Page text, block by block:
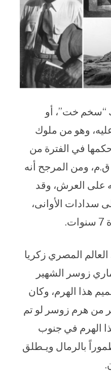
“سخم خت”، أو
وهو من ملوك
حكمها في الفترة من
2780 ق.م وحتى 2720 ق.م، ومن المرجح أنه
على العرش، وقد
سدادات الأوانى،
المصري زكريا
زوسر الشهير
هذا الهرم، وكان
من هرم زوسر لو تم
الهرم في جنوب
بالرمال ويـطلق